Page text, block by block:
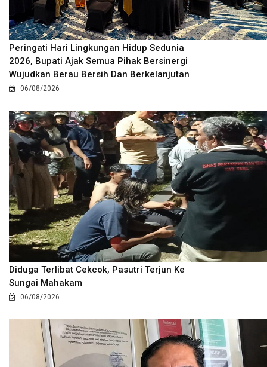
Peringati Hari Lingkungan Hidup Sedunia
2026, Bupati Ajak Semua Pihak Bersinergi
Wujudkan Berau Bersih Dan Berkelanjutan
06/08/2026
Diduga Terlibat Cekcok, Pasutri Terjun Ke
Sungai Mahakam
06/08/2026